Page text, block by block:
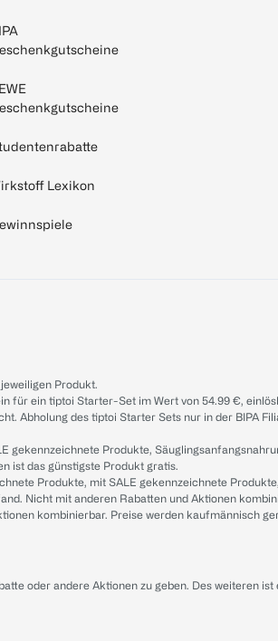
Lexikon
Produkt.
für ein tiptoi Starter-Set im Wert von 54.99 €,
Abholung des tiptoi Starter Sets nur in der BIPA
gekennzeichnete Produkte,
ist das günstigste Produkt gratis.
Produkte, mit SALE gekennzeichnete
Nicht mit anderen Rabatten und Aktionen
kombinierbar. Preise werden kaufmännisch
oder andere Aktionen zu geben. Des weiteren